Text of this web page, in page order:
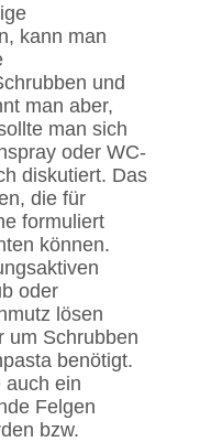
kann man
und
man aber,
man sich
oder WC-
diskutiert. Das
die für
formuliert
können.
oder
lösen
um Schrubben
benötigt.
auch ein
Felgen
bzw.